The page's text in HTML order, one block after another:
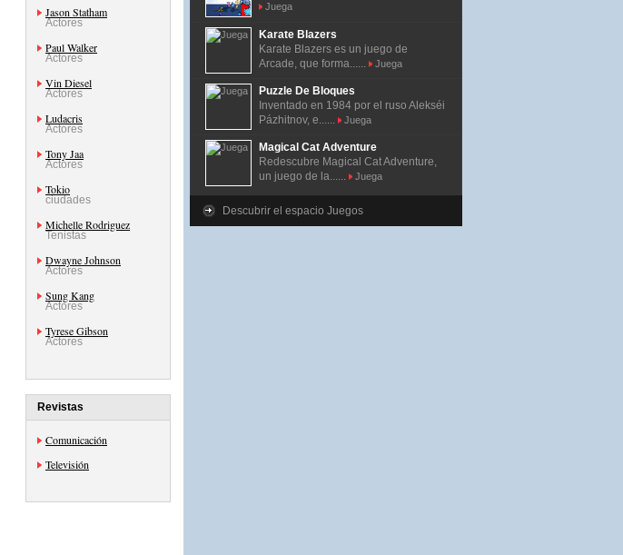
Jason Statham
Actores
Paul Walker
Actores
Vin Diesel
Actores
Ludacris
Actores
Tony Jaa
Actores
Tokio
ciudades
Michelle Rodriguez
Tenistas
Dwayne Johnson
Actores
Sung Kang
Actores
Tyrese Gibson
Actores
Revistas
Comunicación
Televisión
Juega
Karate Blazers
Karate Blazers es un juego de
Arcade, que forma......
Juega
Puzzle De Bloques
Inventado en 1984 por el ruso Alekséi
Pázhitnov, e......
Juega
Magical Cat Adventure
Redescubre Magical Cat Adventure,
un juego de la......
Juega
Descubrir el espacio Juegos